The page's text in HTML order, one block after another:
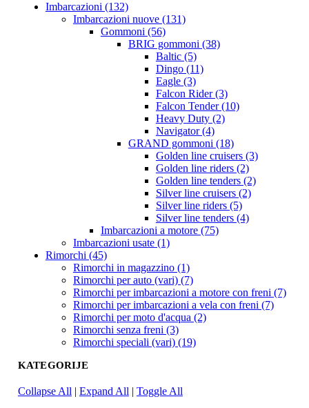
Imbarcazioni (132)
Imbarcazioni nuove (131)
Gommoni (56)
BRIG gommoni (38)
Baltic (5)
Dingo (11)
Eagle (3)
Falcon Rider (3)
Falcon Tender (10)
Heavy Duty (2)
Navigator (4)
GRAND gommoni (18)
Golden line cruisers (3)
Golden line riders (2)
Golden line tenders (2)
Silver line cruisers (2)
Silver line riders (5)
Silver line tenders (4)
Imbarcazioni a motore (75)
Imbarcazioni usate (1)
Rimorchi (45)
Rimorchi in magazzino (1)
Rimorchi per auto (vari) (7)
Rimorchi per imbarcazioni a motore con freni (7)
Rimorchi per imbarcazioni a vela con freni (7)
Rimorchi per moto d'acqua (2)
Rimorchi senza freni (3)
Rimorchi speciali (vari) (19)
KATEGORIJE
Collapse All | Expand All | Toggle All